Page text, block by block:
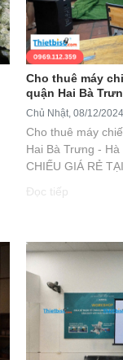
Cho thuê máy
quận Hai Bà
Chủ Nhật, 08/12/2024
Cho thuê máy
Hai Bà Trưng -
CHIẾU GIÁ RẺ
Đọc tiếp